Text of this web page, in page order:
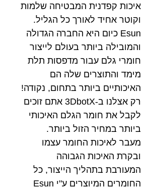
איכות קפדנית המבטיחה שלמות
וקוטר אחיד לאורך כל הגליל.
Esun כיום היא החברה הגדולה
והמובילה ביותר בעולם לייצור
חומרי גלם עבור מדפסות תלת
מימד והתוצרים שלה הם
האיכותיים ביותר בתחום, נקודה!
רק אצלנו ב-3DbotX אתם זוכים
לקבל את חומר הגלם האיכותי
ביותר במחיר הזול ביותר.
מעבר לאיכות החומר עצמו
ובקרת האיכות הגבוהה
המעורבת בתהליך הייצור, כל
החומרים המיוצרים ע"י Esun